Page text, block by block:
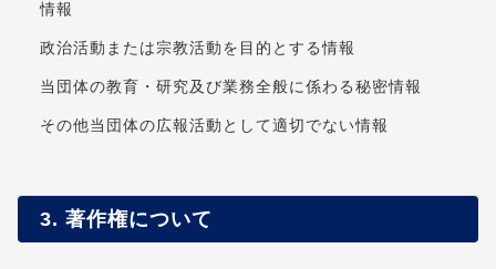
情報
政治活動または宗教活動を目的とする情報
当団体の教育・研究及び業務全般に係わる秘密情報
その他当団体の広報活動として適切でない情報
3. 著作権について